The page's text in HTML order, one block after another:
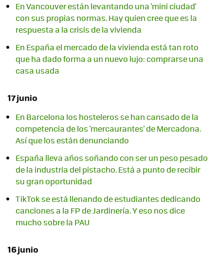
En Vancouver están levantando una 'mini ciudad'
con sus propias normas. Hay quien cree que es la
respuesta a la crisis de la vivienda
En España el mercado de la vivienda está tan roto
que ha dado forma a un nuevo lujo: comprarse una
casa usada
17 junio
En Barcelona los hosteleros se han cansado de la
competencia de los 'mercaurantes' de Mercadona.
Así que los están denunciando
España lleva años soñando con ser un peso pesado
de la industria del pistacho. Está a punto de recibir
su gran oportunidad
TikTok se está llenando de estudiantes dedicando
canciones a la FP de Jardinería. Y eso nos dice
mucho sobre la PAU
16 junio